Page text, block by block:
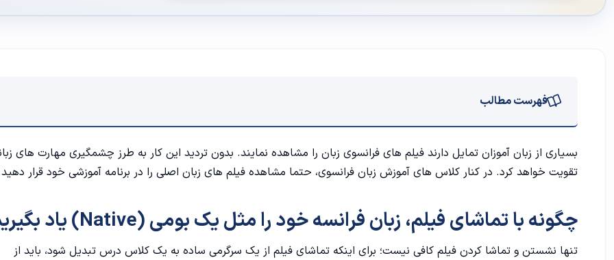
فهرست مطالب
چگونه با تماشای فیلم، زبان فرانسه خود را مثل یک بومی (Native) یاد بگیریم؟
۲. استراتژی زیرنویس؛ از فارسی به فرانسوی
۳. شکار اصطلاحات (Vocabulary Mining)
بسیاری از زبان آموزان تمایل دارند فیلم های فرانسوی زبان را مشاهده نمایند‌. بدون تردید این کار به طرز چشمگیری مهارت های
تقویت خواهد کرد. در کنار کلاس های آموزش زبان فرانسوی، حتما مشاهده فیلم های زبان اصلی را در برنامه آموزشی خود قرار
چگونه با تماشای فیلم، زبان فرانسه خود را مثل یک بومی (Native) یاد بگیریم؟
تنها نشستن و تماشا کردن فیلم کافی نیست؛ برای اینکه تماشای فیلم از یک سرگرمی ساده به یک کلاس درس تبدیل شود، باید از